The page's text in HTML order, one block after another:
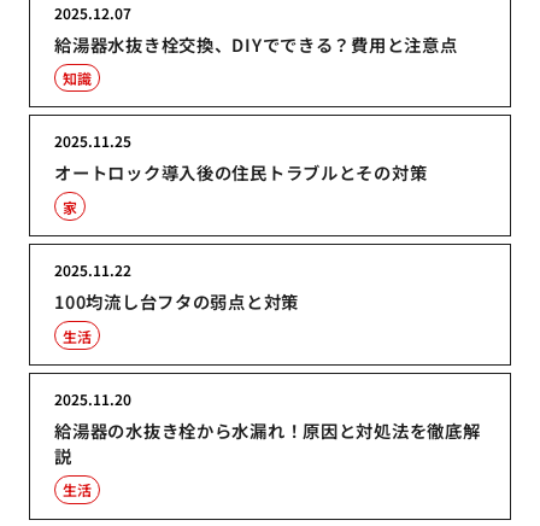
給湯器水抜き栓交換、DIYでできる？費用と注意点
2025.12.07
知識
オートロック導入後の住民トラブルとその対策
2025.11.25
家
100均流し台フタの弱点と対策
2025.11.22
生活
給湯器の水抜き栓から水漏れ！原因と対処法を徹底解
説
2025.11.20
生活